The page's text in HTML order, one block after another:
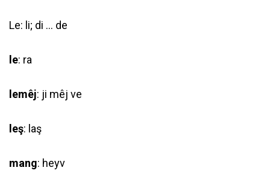
Le: li; di … de
le: ra
lemêj: ji mêj ve
leş: laş
mang: heyv